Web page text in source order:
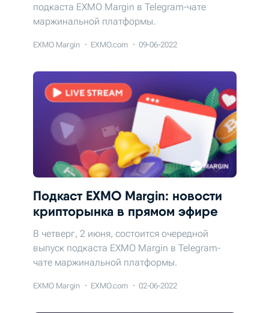
подкаста EXMO Margin в Telegram-чате
маржинальной платформы.
EXMO Margin EXMO.com 09-06-2022
Подкаст EXMO Margin: новости
крипторынка в прямом эфире
В четверг, 2 июня, состоится очередной
выпуск подкаста EXMO Margin в Telegram-
чате маржинальной платформы.
EXMO Margin EXMO.com 02-06-2022